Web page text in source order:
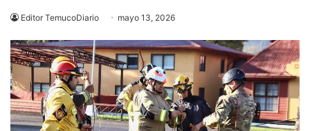
Editor TemucoDiario mayo 13, 2026